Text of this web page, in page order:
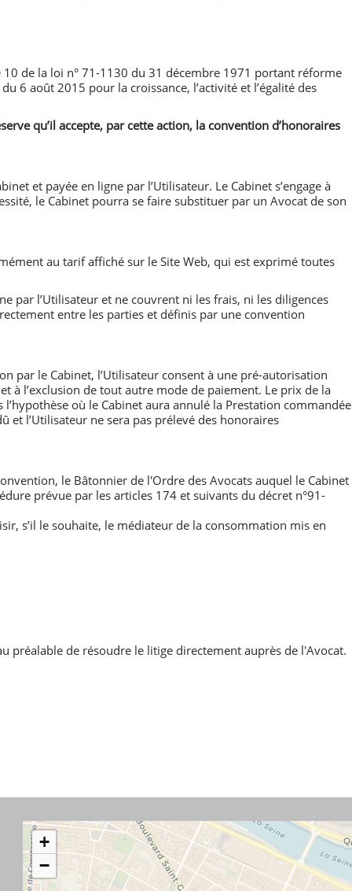
10 de la loi n° 71-1130 du 31 décembre 1971 portant réforme
6 août 2015 pour la croissance, l’activité et l’égalité des
qu’il accepte, par cette action, la convention d’honoraires
et payée en ligne par l’Utilisateur. Le Cabinet s’engage à
le Cabinet pourra se faire substituer par un Avocat de son
au tarif affiché sur le Site Web, qui est exprimé toutes
par l’Utilisateur et ne couvrent ni les frais, ni les diligences
entre les parties et définis par une convention
par le Cabinet, l’Utilisateur consent à une pré-autorisation
à l’exclusion de tout autre mode de paiement. Le prix de la
où le Cabinet aura annulé la Prestation commandée
et l’Utilisateur ne sera pas prélevé des honoraires
le Bâtonnier de l'Ordre des Avocats auquel le Cabinet
prévue par les articles 174 et suivants du décret n°91-
s’il le souhaite, le médiateur de la consommation mis en
préalable de résoudre le litige directement auprès de l'Avocat.
+
−